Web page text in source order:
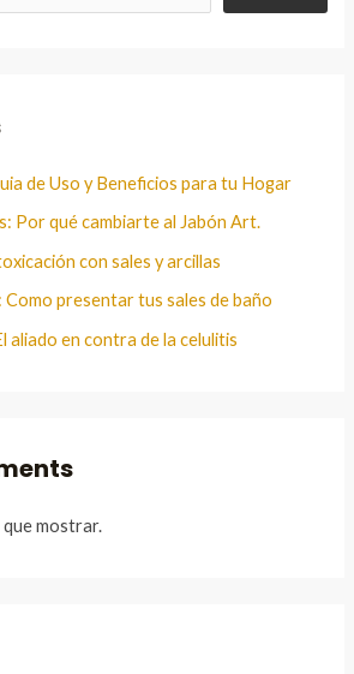
de Uso y Beneficios para tu Hogar
Por qué cambiarte al Jabón Art.
con sales y arcillas
Como presentar tus sales de baño
aliado en contra de la celulitis
mostrar.